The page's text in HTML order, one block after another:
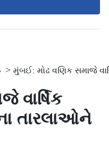
> મુંબઈ: મોઢ વણિક સમાજે
વાર્ષિક
તારલાઓને